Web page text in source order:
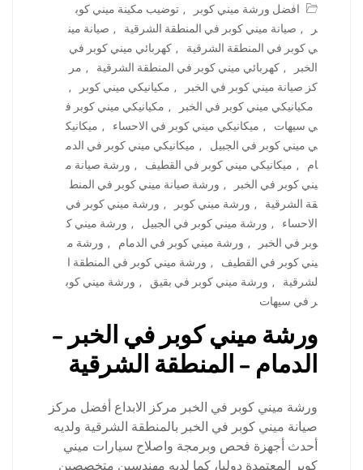
افضل ورشة ميني كوبر
, توضيب مكينة ميني كوب
ر
, صيانة ميني كوبر في المنطقة الشرقية , صيانة مين
ي كوبر في المنطقة الشرقية
, كهربائي ميني كوبر في
الخبر
, كهربائي ميني كوبر في المنطقة الشرقية , مر
كز صيانة ميني كوبر في الخبر
, مكيانيكي ميني كوبر
,
مكيانيكي ميني كوبر في الخبر
, مكيانيكي ميني كوبر ف
ي سيهات
, ميكانيكي ميني كوبر في الاحساء , ميكانيك
ي ميني كوبر في الجبيل
, ميكانيكي ميني كوبر في الدم
ام
, ميكانيكي ميني كوبر في القطيف , ورشة صيانة م
يني كوبر في الخبر
, ورشة صيانة ميني كوبر في المنط
قة الشرقية
, ورشة ميني كوبر , ورشة ميني كوبر في
الاحساء
, ورشة ميني كوبر في الجبيل , ورشة ميني ك
وبر في الخبر
, ورشة ميني كوبر في الدمام , ورشة م
يني كوبر في القطيف
, ورشة ميني كوبر في المنطقة ا
لشرقية
, ورشة ميني كوبر في بقيق , ورشة ميني كوب
ر في سيهات
ورشة ميني كوبر في الخبر –
الدمام – المنطقة الشرقية
ورشة ميني كوبر في الخبر مركز الابداع أفضل مركز
صيانة ميني كوبر في الخبر بالمنطقة الشرقية ولديه
أحدث أجهزة فحص وبرمجة واصلاح سيارات ميني
كوبر المعتمدة دوليا، كما لديه مهندسين متخصصين